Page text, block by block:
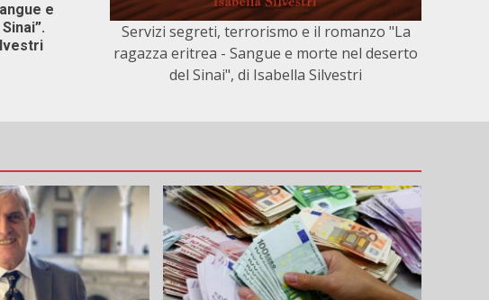
e
Servizi segreti, terrorismo e il romanzo "La
ragazza eritrea - Sangue e morte nel deserto
del Sinai", di Isabella Silvestri